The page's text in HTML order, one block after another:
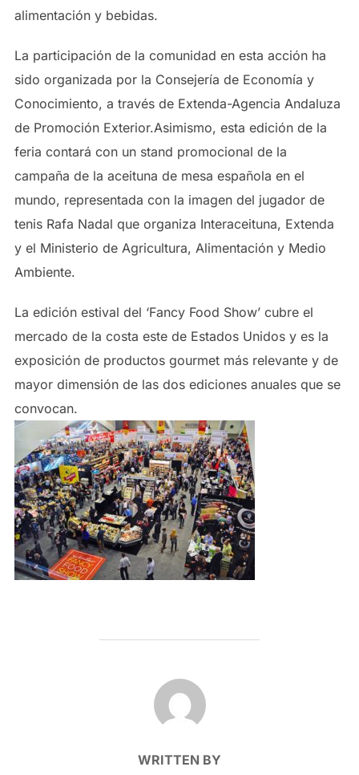
alimentación y bebidas.
La participación de la comunidad en esta acción ha
sido organizada por la Consejería de Economía y
Conocimiento, a través de Extenda-Agencia Andaluza
de Promoción Exterior.Asimismo, esta edición de la
feria contará con un stand promocional de la
campaña de la aceituna de mesa española en el
mundo, representada con la imagen del jugador de
tenis Rafa Nadal que organiza Interaceituna, Extenda
y el Ministerio de Agricultura, Alimentación y Medio
Ambiente.
La edición estival del ‘Fancy Food Show’ cubre el
mercado de la costa este de Estados Unidos y es la
exposición de productos gourmet más relevante y de
mayor dimensión de las dos ediciones anuales que se
convocan.
POST AUTHOR
WRITTEN BY